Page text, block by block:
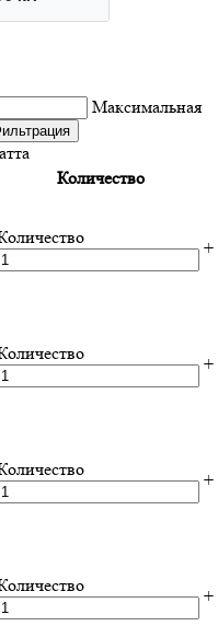
Максимальная
Количество
+
+
+
+